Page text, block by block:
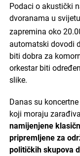
Podaci o akustički
dvoranama u
zapremina oko
automatski dovodi
biti dobra za
orkestar biti
slike.
Danas su
koji moraju
namijenjene
pripremljene za
političkih skupova